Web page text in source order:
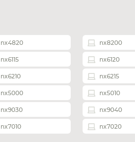
nx4820 nx8200
nx6115 nx6120
nx6210 nx6215
nx5000 nx5010
nx9030 nx9040
nx7010 nx7020